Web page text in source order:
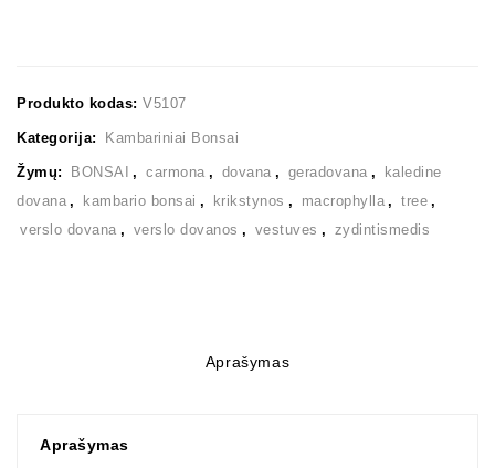
Produkto kodas: V5107
Kategorija: Kambariniai Bonsai
Žymų: BONSAI , carmona , dovana , geradovana ,
kaledine
dovana , kambario bonsai , krikstynos , macrophylla , tree ,
verslo dovana , verslo dovanos , vestuves , zydintismedis
Aprašymas
Aprašymas